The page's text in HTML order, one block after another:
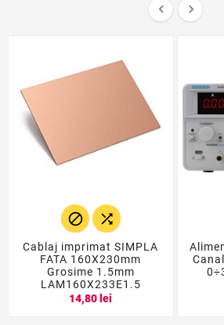
 
 
Cablaj imprimat SIMPLA
FATA 160X230mm
Grosime 1.5mm
LAM160X233E1.5
14,80 lei